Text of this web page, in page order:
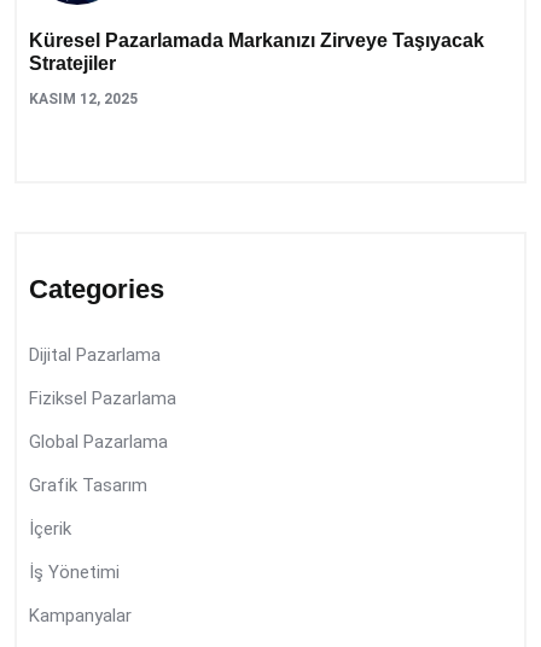
Küresel Pazarlamada Markanızı Zirveye Taşıyacak
Stratejiler
KASIM 12, 2025
Categories
Dijital Pazarlama
Fiziksel Pazarlama
Global Pazarlama
Grafik Tasarım
İçerik
İş Yönetimi
Kampanyalar